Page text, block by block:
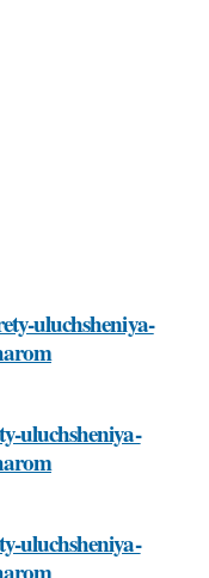
uluchsheniya-
uluchsheniya-
uluchsheniya-